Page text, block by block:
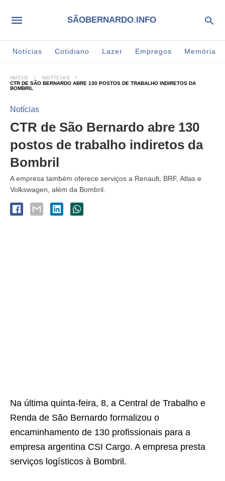
SÃOBERNARDO.INFO
Notícias Cotidiano Lazer Empregos Memória
INÍCIO
NOTÍCIAS
CTR DE SÃO BERNARDO ABRE 130 POSTOS DE TRABALHO INDIRETOS DA
BOMBRIL
Notícias
CTR de São Bernardo abre 130
postos de trabalho indiretos da
Bombril
A empresa também oferece serviços a Renault, BRF, Atlas e
Volkswagen, além da Bombril.
Na última quinta-feira, 8, a Central de Trabalho e
Renda de São Bernardo formalizou o
encaminhamento de 130 profissionais para a
empresa argentina CSI Cargo. A empresa presta
serviços logísticos à Bombril.